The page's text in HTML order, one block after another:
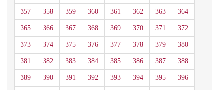
357 358 359 360 361 362 363 364
365 366 367 368 369 370 371 372
373 374 375 376 377 378 379 380
381 382 383 384 385 386 387 388
389 390 391 392 393 394 395 396